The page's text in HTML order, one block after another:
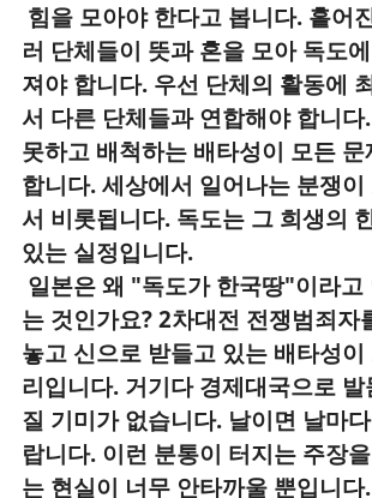
힘을 모아야 한다고 봅니다. 흩어
러 단체들이 뜻과 혼을 모아 독도
져야 합니다. 우선 단체의 활동에
서 다른 단체들과 연합해야 합니다
못하고 배척하는 배타성이 모든
합니다. 세상에서 일어나는 분쟁이
서 비롯됩니다. 독도는 그 희생의
있는 실정입니다.
일본은 왜 "독도가 한국땅"이라고
는 것인가요? 2차대전 전쟁범죄자
놓고 신으로 받들고 있는 배타성
리입니다. 거기다 경제대국으로 발
질 기미가 없습니다. 날이면 날마
랍니다. 이런 분통이 터지는 주장
는 현실이 너무 안타까울 뿐입니다.